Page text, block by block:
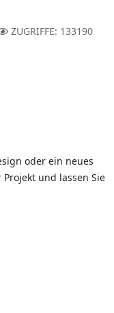
ZUGRIFFE: 133190
oder ein neues
und lassen Sie